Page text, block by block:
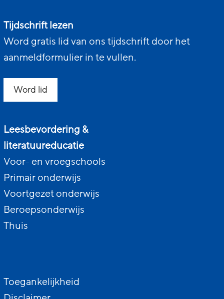
Tijdschrift lezen
Word gratis lid van ons tijdschrift door het
aanmeldformulier in te vullen.
Word lid
Leesbevordering &
literatuureducatie
Voor- en vroegschools
Primair onderwijs
Voortgezet onderwijs
Beroepsonderwijs
Thuis
Toegankelijkheid